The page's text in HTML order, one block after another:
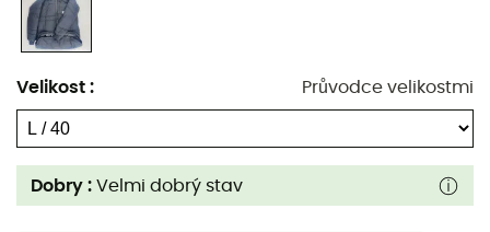
Velikost : Průvodce velikostmi
Dobry : Velmi dobrý stav